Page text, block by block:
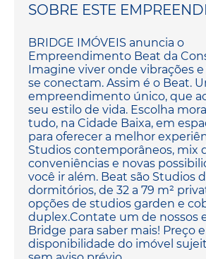
SOBRE ESTE
BRIDGE IMÓVEIS anuncia o
Empreendimento Beat da
Imagine viver onde vibrações
se conectam. Assim é o Beat.
empreendimento único, que
seu estilo de vida. Escolha
tudo, na Cidade Baixa, em
para oferecer a melhor
Studios contemporâneos, mix
conveniências e novas
você ir além. Beat são Studios
dormitórios, de 32 a 79 m²
opções de studios garden e
duplex.Contate um de nossos
Bridge para saber mais! Preço e
disponibilidade do imóvel